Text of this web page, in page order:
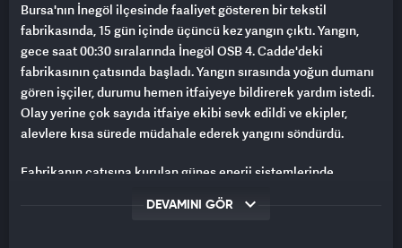
Bursa'nın İnegöl ilçesinde faaliyet gösteren bir tekstil
fabrikasında, 15 gün içinde üçüncü kez yangın çıktı. Yangın,
gece saat 00:30 sıralarında İnegöl OSB 4. Cadde'deki
fabrikasının çatısında başladı. Yangın sırasında yoğun dumanı
gören işçiler, durumu hemen itfaiyeye bildirerek yardım istedi.
Olay yerine çok sayıda itfaiye ekibi sevk edildi ve ekipler,
alevlere kısa sürede müdahale ederek yangını söndürdü.
Fabrikanın çatısına kurulan güneş enerji sistemlerinde
bildirildi. Yangının çıkış sebebi ise henüz araştırılıyor.
DEVAMINI GÖR